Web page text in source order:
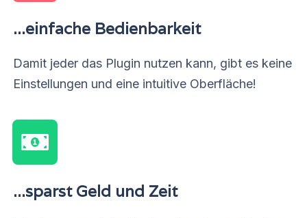
...einfache Bedienbarkeit
Damit jeder das Plugin nutzen kann, gibt es keine
Einstellungen und eine intuitive Oberfläche!
...sparst Geld und Zeit